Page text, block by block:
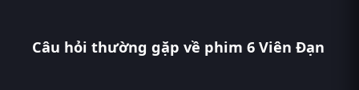
Câu hỏi thường gặp về phim 6 Viên Đạn